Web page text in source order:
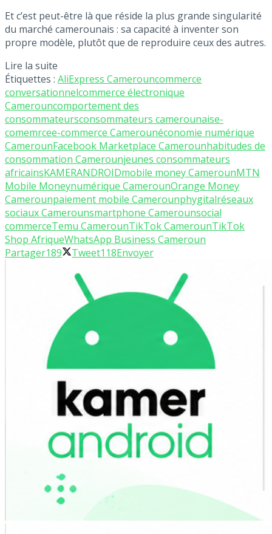
Et c’est peut-être là que réside la plus grande singularité
du marché camerounais : sa capacité à inventer son
propre modèle, plutôt que de reproduire ceux des autres.
Lire la suite
Étiquettes : AliExpress Camerouncommerce
conversationnelcommerce électronique
Camerouncomportement des
consommateursconsommateurs camerounaise-
comemrcee-commerce Camerounéconomie numérique
CamerounFacebook Marketplace Camerounhabitudes de
consommation Camerounjeunes consommateurs
africainsKAMERANDROIDmobile money CamerounMTN
Mobile Moneynumérique CamerounOrange Money
Camerounpaiement mobile Camerounphygitalréseaux
sociaux Camerounsmartphone Camerounsocial
commerceTemu CamerounTikTok CamerounTikTok
Shop AfriqueWhatsApp Business Cameroun
Partager189 Tweet118Envoyer